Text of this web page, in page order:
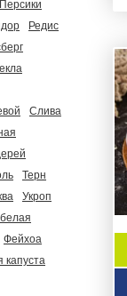
Персики
Редис
Слива
Терн
Укроп
Фейхоа
капуста